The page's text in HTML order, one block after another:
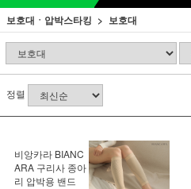
보호대ㆍ압박스타킹
보호대
정렬
비앙카라 BIANC
ARA 구리사 종아
리 압박용 밴드